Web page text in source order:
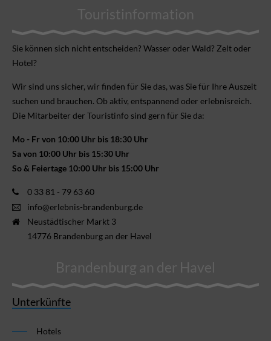
Touristinformation
Sie können sich nicht ent­scheiden? Wasser oder Wald? Zelt oder
Hotel?
Wir sind uns sicher, wir finden für Sie das, was Sie für Ihre Aus­zeit
suchen und brauchen. Ob aktiv, ent­spannend oder erlebnis­reich.
Die Mitarbeiter der Touristinfo sind gern für Sie da:
Mo - Fr von 10:00 Uhr bis 18:30 Uhr
Sa von 10:00 Uhr bis 15:30 Uhr
So & Feiertage 10:00 Uhr bis 15:00 Uhr
0 33 81 - 79 63 60
info@erlebnis-brandenburg.de
Neustädtischer Markt 3
14776 Brandenburg an der Havel
Brandenburg an der Havel
Unterkünfte
Hotels